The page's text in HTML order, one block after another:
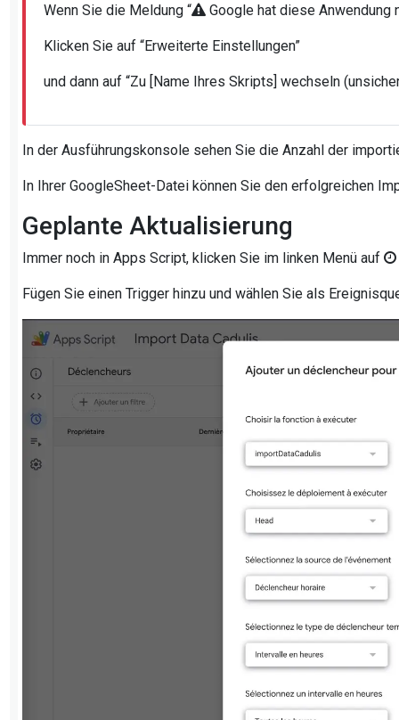
Wenn Sie die Meldung “ Google hat diese Anwendung
Klicken Sie auf “Erweiterte Einstellungen”
und dann auf “Zu [Name Ihres Skripts] wechseln
In der Ausführungskonsole sehen Sie die Anzahl der
In Ihrer GoogleSheet-Datei können Sie den erfolgreichen
Geplante Aktualisierung
Immer noch in Apps Script, klicken Sie im linken Menü auf
Fügen Sie einen Trigger hinzu und wählen Sie als